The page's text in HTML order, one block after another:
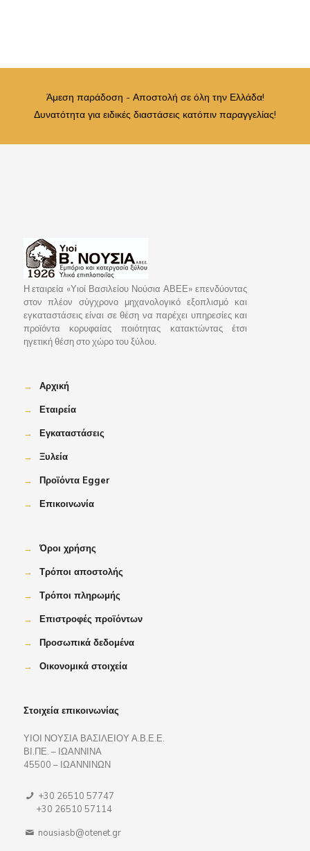
Άμεση παράδοση - Αποστολή σε όλη την Ελλάδα!
Δυνατότητα για ειδικές διαστάσεις κατόπιν παραγγελίας!
Η εταιρεία «Υιοί Βασιλείου Νούσια ΑΒΕΕ» επενδύοντας
στον πλέον σύγχρονο μηχανολογικό εξοπλισμό και
εγκαταστάσεις είναι σε θέση να παρέχει υπηρεσίες και
προϊόντα κορυφαίας ποιότητας κατακτώντας έτσι
ηγετική θέση στο χώρο του ξύλου.
→
Αρχική
→
Εταιρεία
→
Εγκαταστάσεις
→
Ξυλεία
→
Προϊόντα Egger
→
Επικοινωνία
→
Όροι χρήσης
→
Τρόποι αποστολής
→
Τρόποι πληρωμής
→
Επιστροφές προϊόντων
→
Προσωπικά δεδομένα
→
Οικονομικά στοιχεία
Στοιχεία επικοινωνίας
ΥΙΟΙ ΝΟΥΣΙΑ ΒΑΣΙΛΕΙΟΥ Α.Β.Ε.Ε.
ΒΙ.ΠΕ. – ΙΩΑΝΝΙΝΑ
45500 – ΙΩΑΝΝΙΝΩΝ
+30 26510 57747
+30 26510 57114
nousiasb@otenet.gr